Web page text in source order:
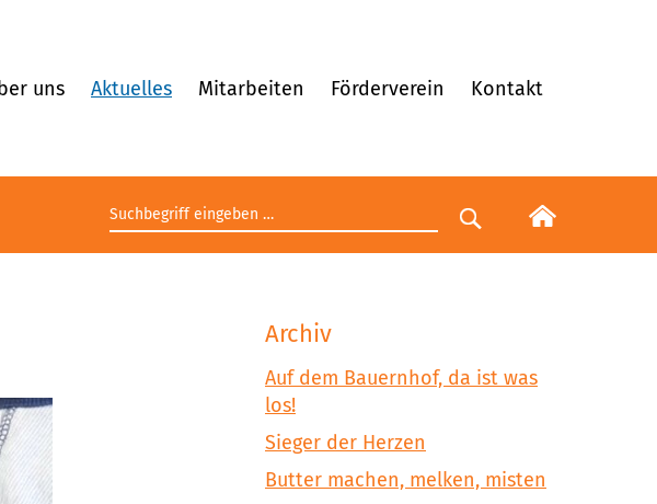
uns Aktuelles Mitarbeiten Förderverein Kontakt
Suchbegriff eingeben
Suche starten
Archiv
Auf dem Bauernhof, da ist was
los!
Sieger der Herzen
Butter machen, melken, misten